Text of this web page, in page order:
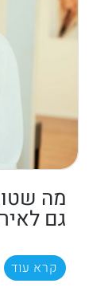
מה
גם
קרא עוד